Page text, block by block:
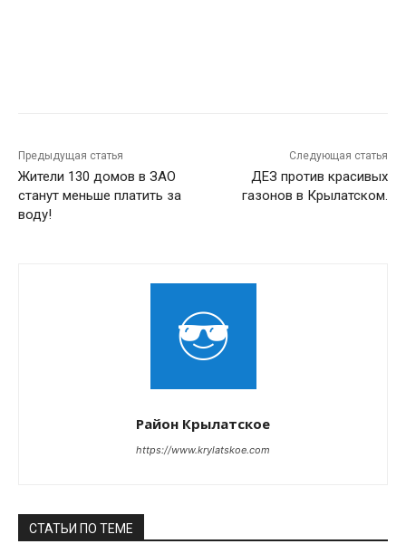
Предыдущая статья
Жители 130 домов в ЗАО
станут меньше платить за
воду!
Следующая статья
ДЕЗ против красивых
газонов в Крылатском.
Район Крылатское
https://www.krylatskoe.com
СТАТЬИ ПО ТЕМЕ